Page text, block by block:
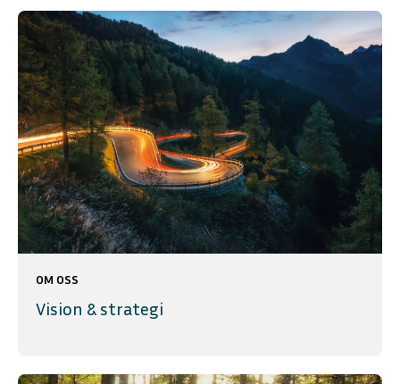
OM OSS
Vision & strategi